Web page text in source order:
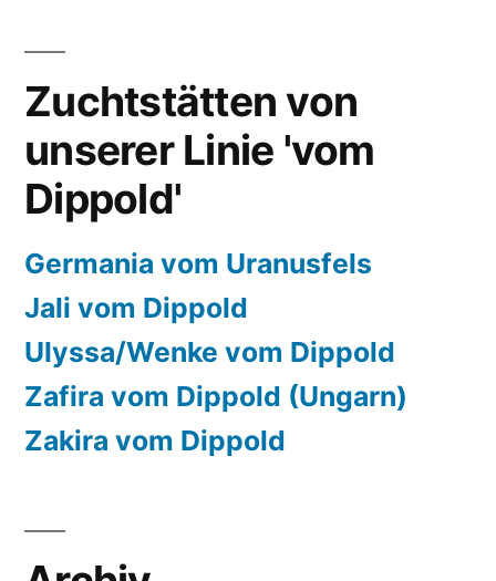
Zuchtstätten von
unserer Linie 'vom
Dippold'
Germania vom Uranusfels
Jali vom Dippold
Ulyssa/Wenke vom Dippold
Zafira vom Dippold (Ungarn)
Zakira vom Dippold